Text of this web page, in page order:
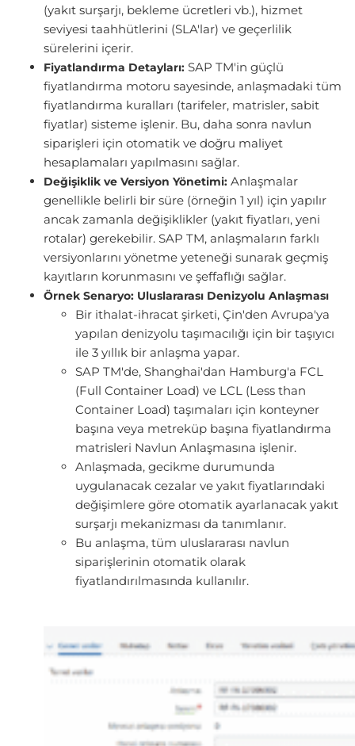
(yakıt surşarjı, bekleme ücretleri vb.), hizmet
seviyesi taahhütlerini (SLA'lar) ve geçerlilik
sürelerini içerir.
Fiyatlandırma Detayları: SAP TM'in güçlü
fiyatlandırma motoru sayesinde, anlaşmadaki tüm
fiyatlandırma kuralları (tarifeler, matrisler, sabit
fiyatlar) sisteme işlenir. Bu, daha sonra navlun
siparişleri için otomatik ve doğru maliyet
hesaplamaları yapılmasını sağlar.
Değişiklik ve Versiyon Yönetimi: Anlaşmalar
genellikle belirli bir süre (örneğin 1 yıl) için yapılır
ancak zamanla değişiklikler (yakıt fiyatları, yeni
rotalar) gerekebilir. SAP TM, anlaşmaların farklı
versiyonlarını yönetme yeteneği sunarak geçmiş
kayıtların korunmasını ve şeffaflığı sağlar.
Örnek Senaryo: Uluslararası Denizyolu Anlaşması
Bir ithalat-ihracat şirketi, Çin'den Avrupa'ya
yapılan denizyolu taşımacılığı için bir taşıyıcı
ile 3 yıllık bir anlaşma yapar.
SAP TM'de, Shanghai'dan Hamburg'a FCL
(Full Container Load) ve LCL (Less than
Container Load) taşımaları için konteyner
başına veya metreküp başına fiyatlandırma
matrisleri Navlun Anlaşmasına işlenir.
Anlaşmada, gecikme durumunda
uygulanacak cezalar ve yakıt fiyatlarındaki
değişimlere göre otomatik ayarlanacak yakıt
surşarjı mekanizması da tanımlanır.
Bu anlaşma, tüm uluslararası navlun
siparişlerinin otomatik olarak
fiyatlandırılmasında kullanılır.